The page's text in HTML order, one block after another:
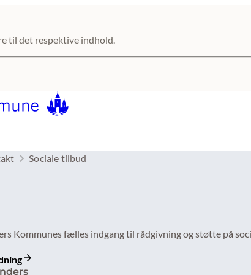
til det respektive indhold.
Sociale tilbud
Kommunes fælles indgang til rådgivning og støtte på